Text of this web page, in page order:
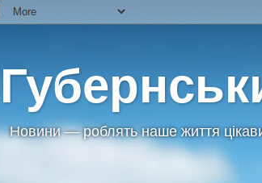
Новини — роблять наше життя